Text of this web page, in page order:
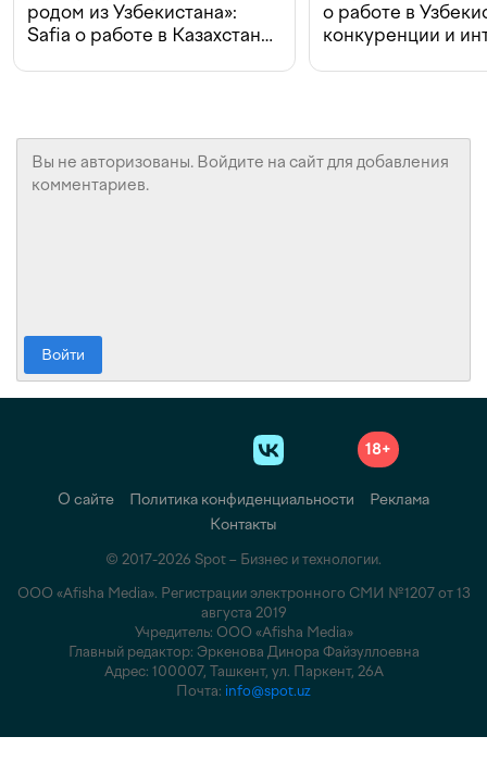
родом из Узбекистана»:
Safia о работе в Казахстане,
о работе в
конкуренции и
Войти
18+
О сайте Политика конфиденциальности
Реклама
Контакты
© 2017-2026 Spot – Бизнес и технологии.
ООО «Afisha Media». Регистрации электронного СМИ №1207 от 13
августа 2019
Учредитель: ООО «Afisha Media»
Главный редактор: Эркенова Динора Файзуллоевна
Адрес: 100007, Ташкент, ул. Паркент, 26А
Почта: info@spot.uz